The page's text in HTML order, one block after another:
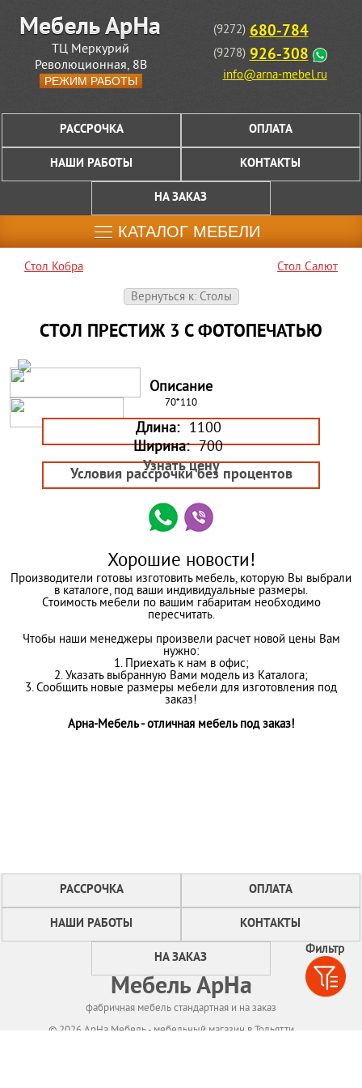
Фильтр
ТЦ Меркурий
Революционная, 8В
РЕЖИМ РАБОТЫ
(9272) 680-784
(9278) 926-308
info@arna-mebel.ru
РАССРОЧКА ОПЛАТА
НАШИ РАБОТЫ КОНТАКТЫ
НА ЗАКАЗ
КАТАЛОГ МЕБЕЛИ
Стол Кобра
Стол Салют
Вернуться к: Столы
СТОЛ ПРЕСТИЖ 3 С ФОТОПЕЧАТЬЮ
Описание
70*110
Длина: 1100
Ширина: 700
Узнать цену
Условия рассрочки без процентов
Хорошие новости!
Производители готовы изготовить мебель, которую Вы выбрали
в каталоге, под ваши индивидуальные размеры.
Стоимость мебели по вашим габаритам необходимо
пересчитать.
Чтобы наши менеджеры произвели расчет новой цены Вам
нужно:
1. Приехать к нам в офис;
2. Указать выбранную Вами модель из Каталога;
3. Сообщить новые размеры мебели для изготовления под
заказ!
Арна-Мебель - отличная мебель под заказ!
РАССРОЧКА ОПЛАТА
НАШИ РАБОТЫ КОНТАКТЫ
НА ЗАКАЗ
Мебель АрНа
фабричная мебель стандартная и на заказ
© 2026 АрНа Мебель - мебельный магазин в Тольятти